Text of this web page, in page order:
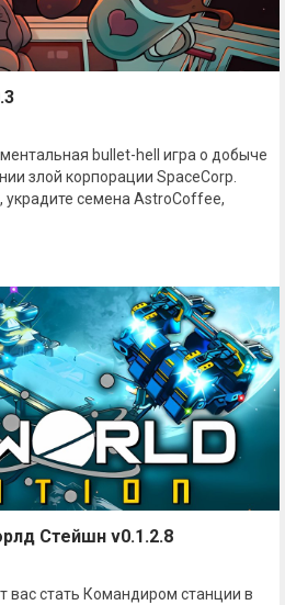
bullet-hell игра о добыче
злой корпорации SpaceCorp.
семена AstroCoffee,
Стейшн v0.1.2.8
вас стать Командиром станции в